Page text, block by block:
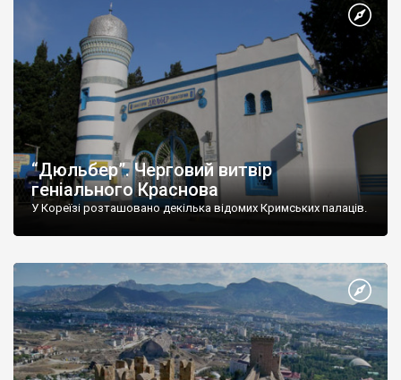
“Дюльбер”. Черговий витвір
геніального Краснова
У Кореїзі розташовано декілька відомих Кримських палаців.